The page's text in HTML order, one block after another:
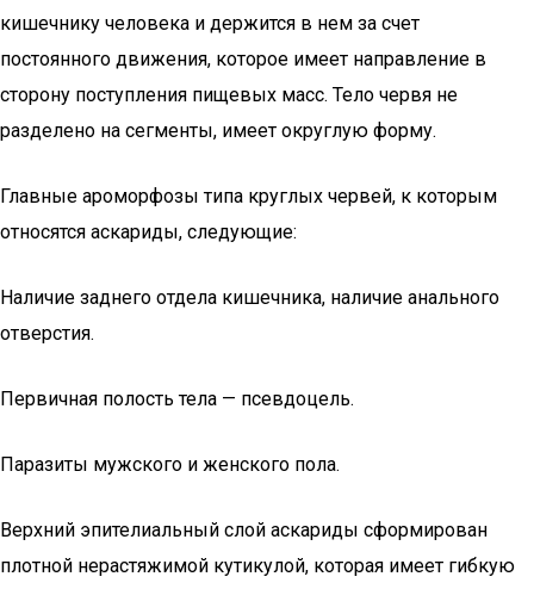
кишечнику человека и держится в нем за счет
постоянного движения, которое имеет направление в
сторону поступления пищевых масс. Тело червя не
разделено на сегменты, имеет округлую форму.
Главные ароморфозы типа круглых червей, к которым
относятся аскариды, следующие:
Наличие заднего отдела кишечника, наличие анального
отверстия.
Первичная полость тела — псевдоцель.
Паразиты мужского и женского пола.
Верхний эпителиальный слой аскариды сформирован
плотной нерастяжимой кутикулой, которая имеет гибкую